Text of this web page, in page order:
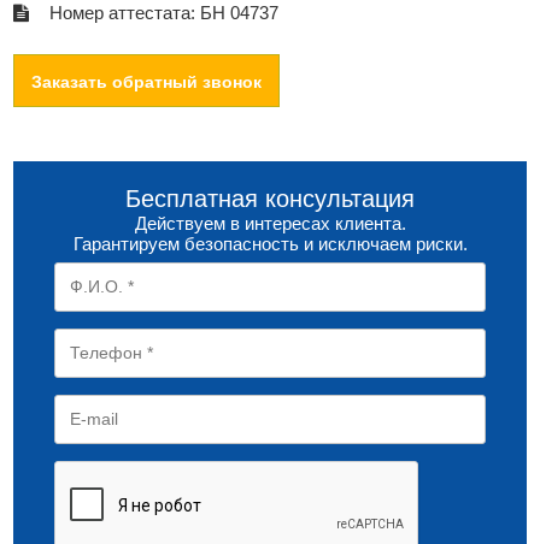
Номер аттестата: БН 04737
Заказать обратный звонок
Бесплатная консультация
Действуем в интересах клиента.
Гарантируем безопасность и исключаем риски.